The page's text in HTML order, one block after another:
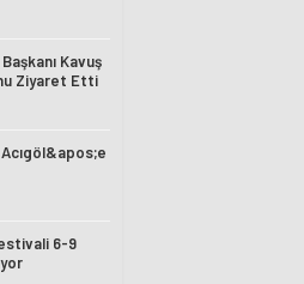
Kavuş
Ziyaret Etti
6-9